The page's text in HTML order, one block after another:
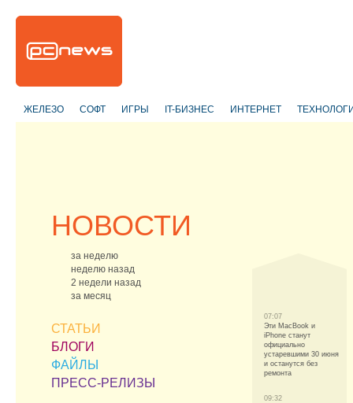
ЖЕЛЕЗО СОФТ ИГРЫ IT-БИЗНЕС ИНТЕРНЕТ
НОВОСТИ
за неделю
неделю назад
2 недели назад
за месяц
СТАТЬИ
БЛОГИ
ФАЙЛЫ
ПРЕСС-РЕЛИЗЫ
07:07
Эти MacBook и
iPhone станут
официально
устаревшими 30 июня
и останутся без
ремонта
09:32